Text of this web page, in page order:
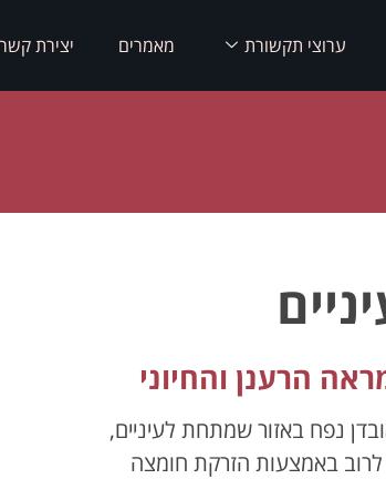
ערוצי תקשורת מאמרים יצירת קשר
הרענן והחיוני
נפח באזור שמתחת לעיניים,
באמצעות הזרקת חומצה